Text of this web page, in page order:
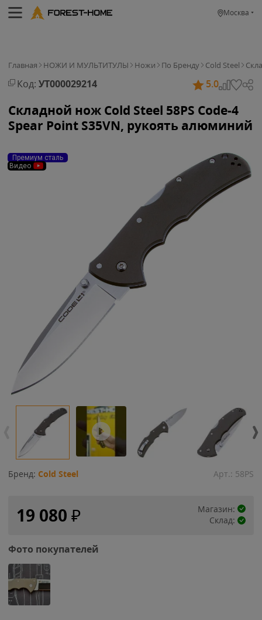
Москва
Главная НОЖИ И МУЛЬТИТУЛЫ Ножи По Бренду Cold Steel
Код: УТ000029214 5.0
Складной нож Cold Steel 58PS Code-4
Spear Point S35VN, рукоять алюминий
Премиум сталь
Видео
Бренд: Cold Steel Арт.: 58PS
19 080 ₽
Магазин:
Склад:
Фото покупателей